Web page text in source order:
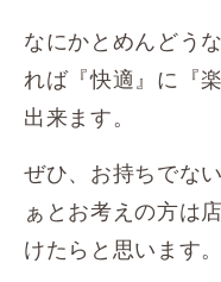
なにかとめんどう
れば『快適』に『
出来ます。
ぜひ、お持ちでな
ぁとお考えの方は
けたらと思います。